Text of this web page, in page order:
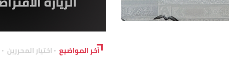
آخر المواضيع اختيار المحررين